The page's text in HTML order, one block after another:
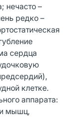
нечасто –
редко –
сердца
клетке.
аппарата:
мышц,